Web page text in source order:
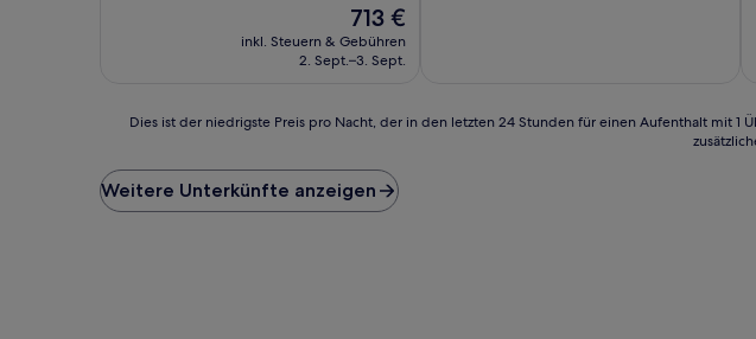
Der
Preis
beträgt
713 €
inkl. Steuern & Gebühren
2. Sept.–3. Sept.
der
niedrigste
Preis
Dies ist der niedrigste Preis pro Nacht, der in den letzten 24 Stunden für einen Aufenthalt mit
Weitere Unterkünfte anzeigen